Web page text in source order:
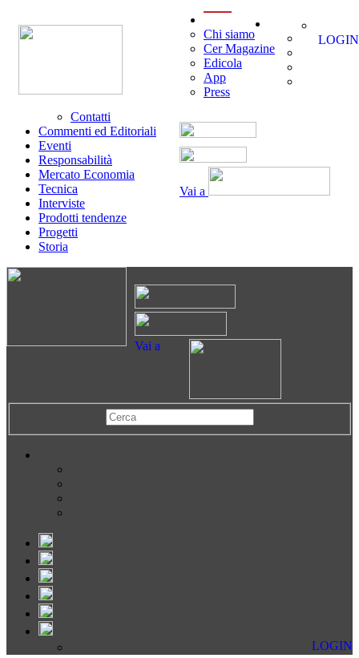
Vai a
Chi siamo
Cer Magazine
Edicola
App
Press
Contatti
Commenti ed Editoriali
Eventi
Responsabilità
Mercato Economia
Tecnica
Interviste
Prodotti tendenze
Progetti
Storia
LOGIN
Vai a
LOGIN